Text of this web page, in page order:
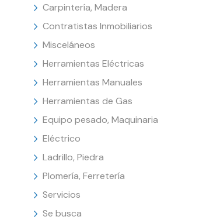
Carpintería, Madera
Contratistas Inmobiliarios
Misceláneos
Herramientas Eléctricas
Herramientas Manuales
Herramientas de Gas
Equipo pesado, Maquinaria
Eléctrico
Ladrillo, Piedra
Plomería, Ferretería
Servicios
Se busca